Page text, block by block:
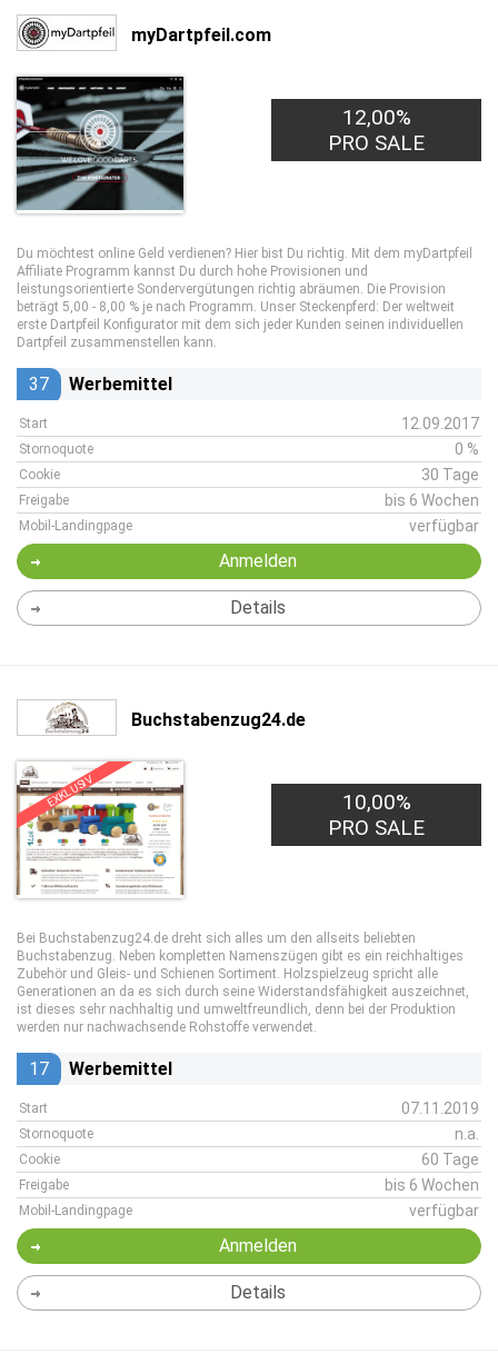
myDartpfeil.com
12,00%
PRO SALE
Du möchtest online Geld verdienen? Hier bist Du richtig. Mit dem myDartpfeil
Affiliate Programm kannst Du durch hohe Provisionen und
leistungsorientierte Sondervergütungen richtig abräumen. Die Provision
beträgt 5,00 - 8,00 % je nach Programm. Unser Steckenpferd: Der weltweit
erste Dartpfeil Konfigurator mit dem sich jeder Kunden seinen individuellen
Dartpfeil zusammenstellen kann.
37 Werbemittel
Start 12.09.2017
Stornoquote 0 %
Cookie 30 Tage
Freigabe bis 6 Wochen
Mobil-Landingpage verfügbar
Anmelden
Details
Buchstabenzug24.de
EXKLUSIV
10,00%
PRO SALE
Bei Buchstabenzug24.de dreht sich alles um den allseits beliebten
Buchstabenzug. Neben kompletten Namenszügen gibt es ein reichhaltiges
Zubehör und Gleis- und Schienen Sortiment. Holzspielzeug spricht alle
Generationen an da es sich durch seine Widerstandsfähigkeit auszeichnet,
ist dieses sehr nachhaltig und umweltfreundlich, denn bei der Produktion
werden nur nachwachsende Rohstoffe verwendet.
17 Werbemittel
Start 07.11.2019
Stornoquote n.a.
Cookie 60 Tage
Freigabe bis 6 Wochen
Mobil-Landingpage verfügbar
Anmelden
Details